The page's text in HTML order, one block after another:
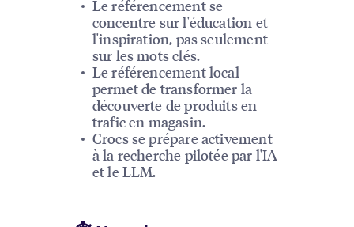
Le référencement se
concentre sur l'éducation et
l'inspiration, pas seulement
sur les mots clés.
Le référencement local
permet de transformer la
découverte de produits en
trafic en magasin.
Crocs se prépare activement
à la recherche pilotée par l'IA
et le LLM.